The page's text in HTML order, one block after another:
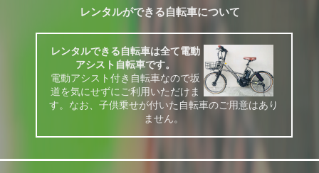
レンタルができる自転車について
レンタルできる自転車は全て電動
アシスト自転車です。
電動アシスト付き自転車なので坂
道を気にせずにご利用いただけま
す。なお、子供乗せが付いた自転車のご用意はあり
ません。